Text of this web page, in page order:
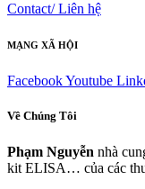
Contact/ Liên hệ
MẠNG XÃ HỘI
FacebookYoutube
Về Chúng Tôi
Phạm Nguyễn nhà
kit ELISA… của các